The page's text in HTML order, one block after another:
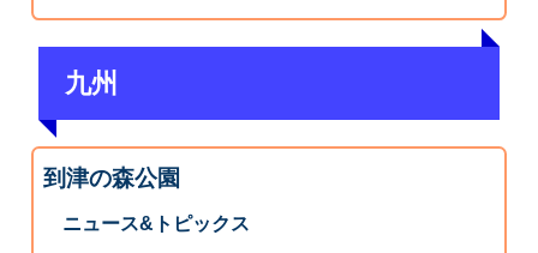
九州
到津の森公園
ニュース&トピックス